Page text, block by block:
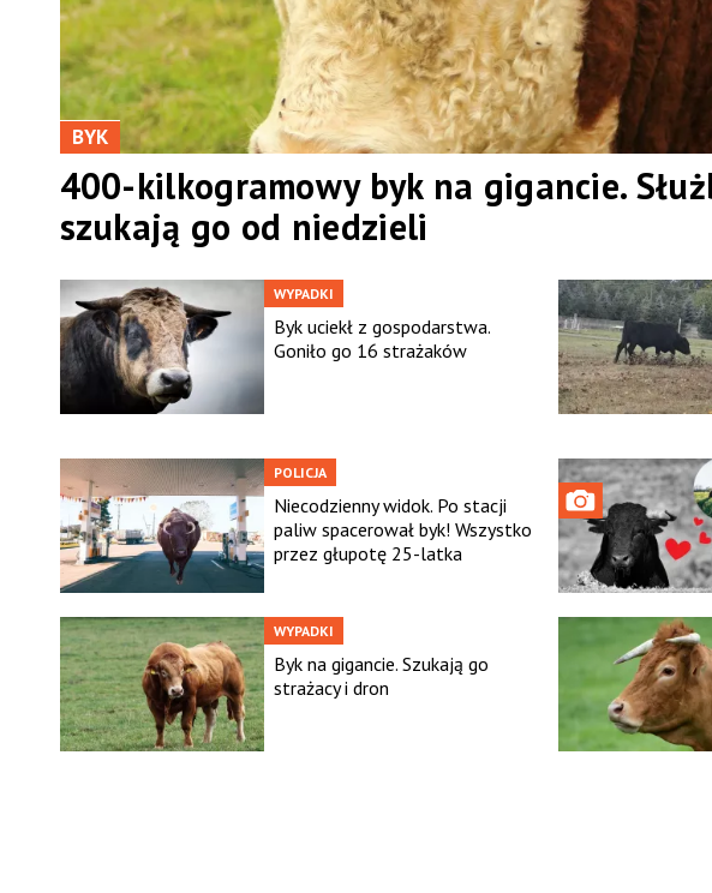
BYK
400-kilkogramowy byk na gigancie.
szukają go od niedzieli
WYPADKI
Byk uciekł z gospodarstwa.
Goniło go 16 strażaków
POLICJA
Niecodzienny widok. Po stacji
paliw spacerował byk! Wszystko
przez głupotę 25-latka
WYPADKI
Byk na gigancie. Szukają go
strażacy i dron